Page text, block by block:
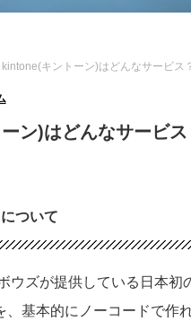
kintone(キントーン)はどんなサービス
ン)はどんなサービ
ついて
ウズが提供している日本
、基本的にノーコードで作